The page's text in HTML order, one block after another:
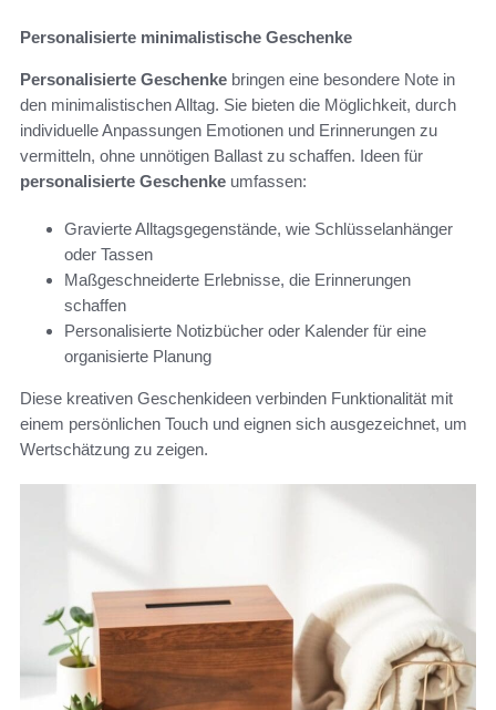
Personalisierte minimalistische Geschenke
Personalisierte Geschenke bringen eine besondere Note in
den minimalistischen Alltag. Sie bieten die Möglichkeit, durch
individuelle Anpassungen Emotionen und Erinnerungen zu
vermitteln, ohne unnötigen Ballast zu schaffen. Ideen für
personalisierte Geschenke umfassen:
Gravierte Alltagsgegenstände, wie Schlüsselanhänger
oder Tassen
Maßgeschneiderte Erlebnisse, die Erinnerungen
schaffen
Personalisierte Notizbücher oder Kalender für eine
organisierte Planung
Diese kreativen Geschenkideen verbinden Funktionalität mit
einem persönlichen Touch und eignen sich ausgezeichnet, um
Wertschätzung zu zeigen.